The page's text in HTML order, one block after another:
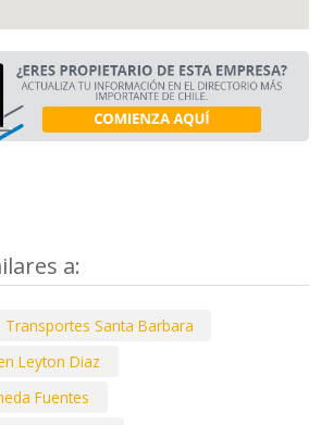
a:
Transportes Santa Barbara
Leyton Diaz
Fuentes